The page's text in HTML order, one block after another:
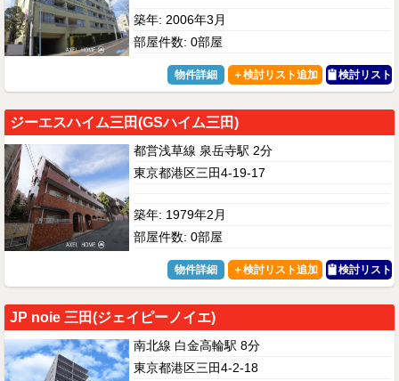
築年: 2006年3月
部屋件数: 0部屋
物件詳細 検討リスト
ジーエスハイム三田(GSハイム三田)
都営浅草線 泉岳寺駅 2分
東京都港区三田4-19-17
築年: 1979年2月
部屋件数: 0部屋
物件詳細 検討リスト
JP noie 三田(ジェイピーノイエ)
南北線 白金高輪駅 8分
東京都港区三田4-2-18